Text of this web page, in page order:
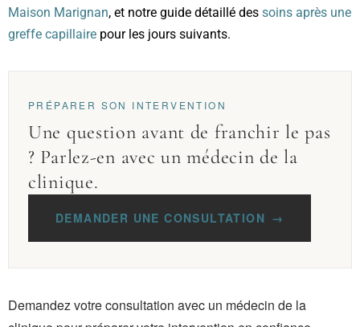
Maison Marignan, et notre guide détaillé des soins après une
greffe capillaire pour les jours suivants.
PRÉPARER SON INTERVENTION
Une question avant de franchir le pas
? Parlez-en avec un médecin de la
clinique.
DEMANDER UNE CONSULTATION →
Demandez votre consultation avec un médecin de la